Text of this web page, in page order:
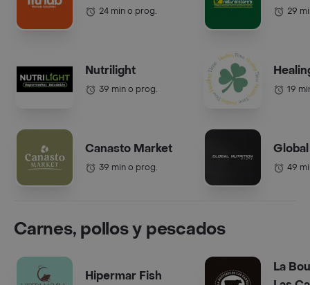
24 min o prog.
Nutrilight
39 min o prog.
Canasto Market
39 min o prog.
29
19
49
Carnes, pollos y pescados
Hipermar Fish
La